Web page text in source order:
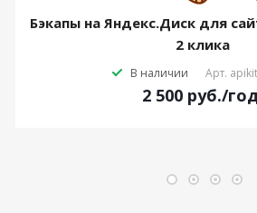
Бэкапы на Яндекс.Диск для
2 клика
В наличии Арт.
2 500 руб./